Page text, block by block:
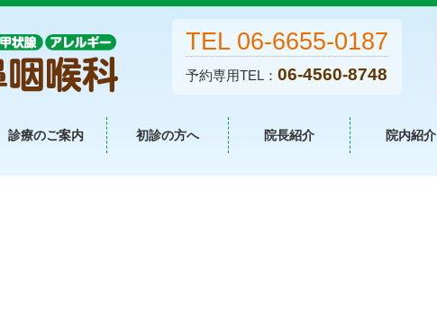
TEL 06-6655-0187
予約専用TEL：06-4560-8748
診療のご案内 初診の方へ 院長紹介 院内紹介